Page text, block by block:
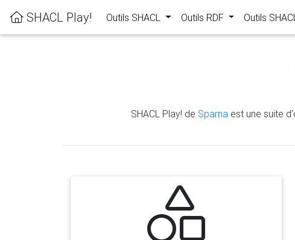
SHACL Play! Outils SHACL Outils RDF Outils
SHACL Play! de Sparna est une suite